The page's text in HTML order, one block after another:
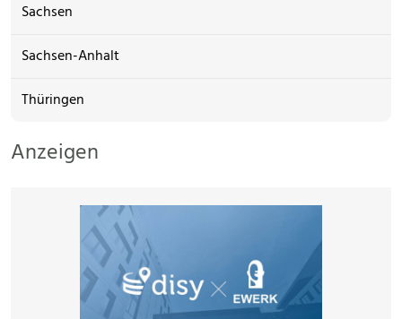
Sachsen
Sachsen-Anhalt
Thüringen
Anzeigen